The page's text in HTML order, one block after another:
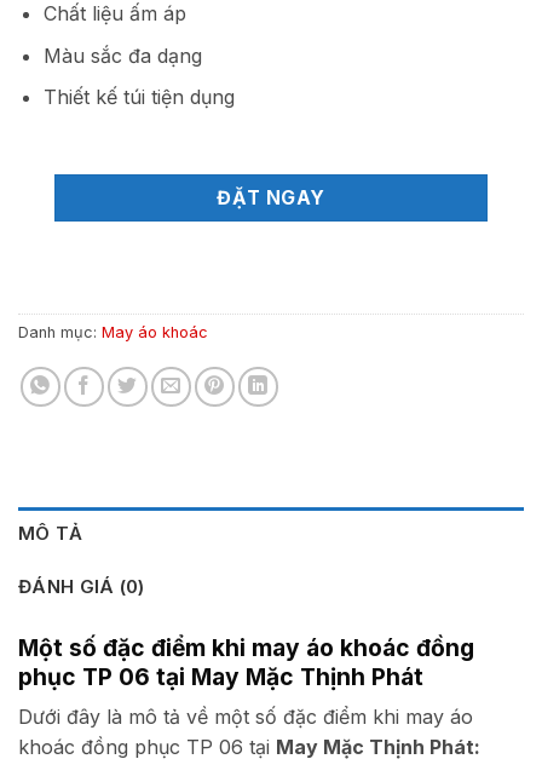
Chất liệu ấm áp
Màu sắc đa dạng
Thiết kế túi tiện dụng
ĐẶT NGAY
Danh mục: May áo khoác
MÔ TẢ
ĐÁNH GIÁ (0)
Một số đặc điểm khi may áo khoác đồng
phục TP 06 tại May Mặc Thịnh Phát
Dưới đây là mô tả về một số đặc điểm khi may áo
khoác đồng phục TP 06 tại May Mặc Thịnh Phát: